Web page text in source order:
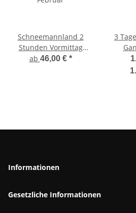
Schneemannland 2
Stunden Vormittag
Februar
ab 46,00 € *
3
Informationen
Gesetzliche Informationen